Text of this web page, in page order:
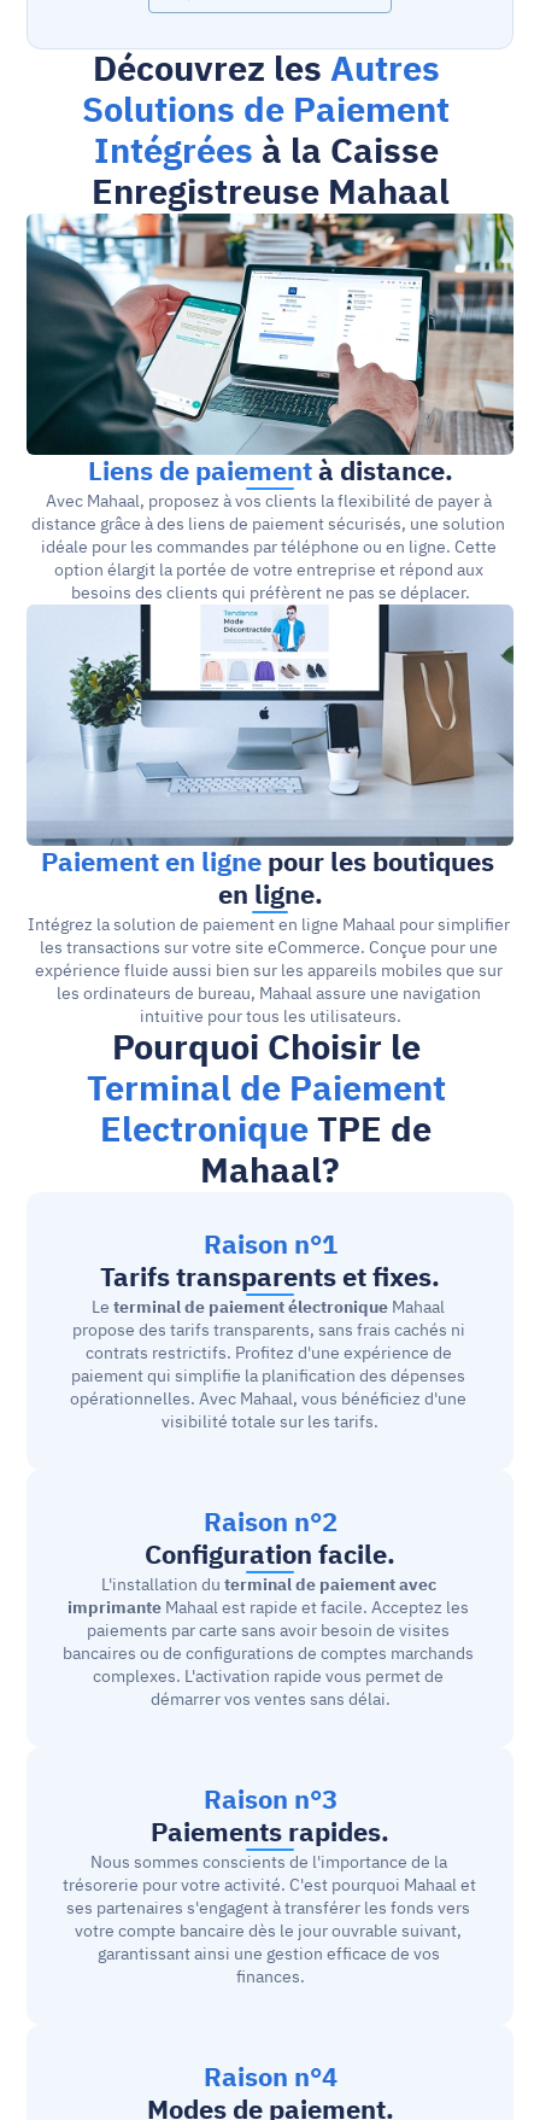
Découvrez les Autres
Solutions de Paiement
Intégrées à la Caisse
Enregistreuse Mahaal
Liens de paiement à distance.
Avec Mahaal, proposez à vos clients la flexibilité de payer à
distance grâce à des liens de paiement sécurisés, une solution
idéale pour les commandes par téléphone ou en ligne. Cette
option élargit la portée de votre entreprise et répond aux
besoins des clients qui préfèrent ne pas se déplacer.
Paiement en ligne pour les boutiques
en ligne.
Intégrez la solution de paiement en ligne Mahaal pour simplifier
les transactions sur votre site eCommerce. Conçue pour une
expérience fluide aussi bien sur les appareils mobiles que sur
les ordinateurs de bureau, Mahaal assure une navigation
intuitive pour tous les utilisateurs.
Pourquoi Choisir le
Terminal de Paiement
Electronique TPE de
Mahaal?
Raison n°1
Tarifs transparents et fixes.
Le terminal de paiement électronique Mahaal
propose des tarifs transparents, sans frais cachés ni
contrats restrictifs. Profitez d'une expérience de
paiement qui simplifie la planification des dépenses
opérationnelles. Avec Mahaal, vous bénéficiez d'une
visibilité totale sur les tarifs.
Raison n°2
Configuration facile.
L'installation du terminal de paiement avec
imprimante Mahaal est rapide et facile. Acceptez les
paiements par carte sans avoir besoin de visites
bancaires ou de configurations de comptes marchands
complexes. L'activation rapide vous permet de
démarrer vos ventes sans délai.
Raison n°3
Paiements rapides.
Nous sommes conscients de l'importance de la
trésorerie pour votre activité. C'est pourquoi Mahaal et
ses partenaires s'engagent à transférer les fonds vers
votre compte bancaire dès le jour ouvrable suivant,
garantissant ainsi une gestion efficace de vos
finances.
Raison n°4
Modes de paiement.